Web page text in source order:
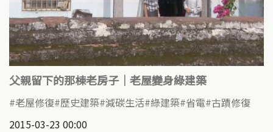
父親留下的那棟老房子｜老屋變身綠建築
老屋修復 歷史建築 減碳生活 綠建築 省電 古蹟修復
2015-03-23 00:00